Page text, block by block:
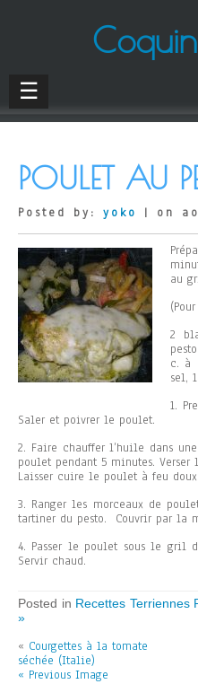
☰
POULET AU
Posted by: yoko | on
au
2
c. à
sel,
1.
Saler et poivrer le poulet.
2. Faire chauffer l’huile dans
poulet pendant 5 minutes.
Laisser cuire le poulet à feu
3. Ranger les morceaux de
tartiner du pesto. Couvrir par la
4. Passer le poulet sous le gril
Servir chaud.
Posted in Recettes Terriennes
»
« Courgettes à la tomate
séchée (Italie)
« Previous Image